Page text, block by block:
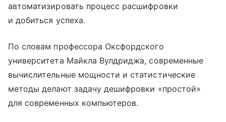
автоматизировать процесс расшифровки
и добиться успеха.
По словам профессора Оксфордского
университета Майкла Вулдриджа, современные
вычислительные мощности и статистические
методы делают задачу дешифровки «простой»
для современных компьютеров.